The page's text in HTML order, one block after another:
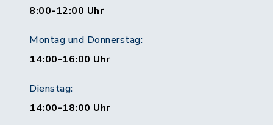
8:00-12:00 Uhr
Montag und Donnerstag:
14:00-16:00 Uhr
Dienstag:
14:00-18:00 Uhr